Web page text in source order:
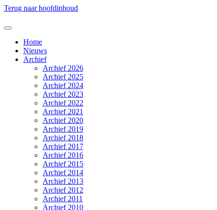
Terug naar hoofdinhoud
Home
Nieuws
Archief
Archief 2026
Archief 2025
Archief 2024
Archief 2023
Archief 2022
Archief 2021
Archief 2020
Archief 2019
Archief 2018
Archief 2017
Archief 2016
Archief 2015
Archief 2014
Archief 2013
Archief 2012
Archief 2011
Archief 2010